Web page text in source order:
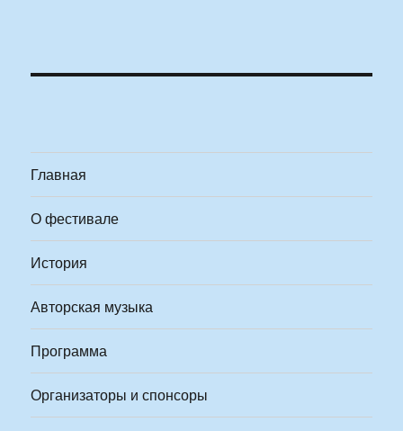
Главная
О фестивале
История
Авторская музыка
Программа
Организаторы и спонсоры